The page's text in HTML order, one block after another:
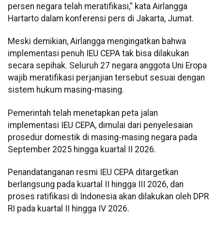
persen negara telah meratifikasi,” kata Airlangga
Hartarto dalam konferensi pers di Jakarta, Jumat.
Meski demikian, Airlangga mengingatkan bahwa
implementasi penuh IEU CEPA tak bisa dilakukan
secara sepihak. Seluruh 27 negara anggota Uni Eropa
wajib meratifikasi perjanjian tersebut sesuai dengan
sistem hukum masing-masing.
Pemerintah telah menetapkan peta jalan
implementasi IEU CEPA, dimulai dari penyelesaian
prosedur domestik di masing-masing negara pada
September 2025 hingga kuartal II 2026.
Penandatanganan resmi IEU CEPA ditargetkan
berlangsung pada kuartal II hingga III 2026, dan
proses ratifikasi di Indonesia akan dilakukan oleh DPR
RI pada kuartal II hingga IV 2026.